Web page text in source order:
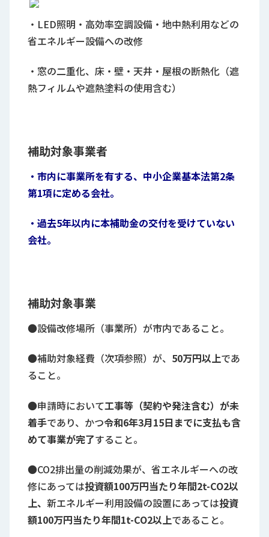
・LED照明・高効率空調設備・地中熱利用などの
省エネルギー設備への改修
・窓の二重化、床・壁・天井・屋根の断熱化（遮
熱フィルムや遮熱塗料の使用含む）
補助対象事業者
・市内に事業所を有する、中小企業基本法第2条
第1項に定める会社。
・過去5年以内に本補助金の交付を受けていない
会社。
補助対象事業
●設備改修場所（事業所）が市内であること。
●補助対象経費（次項参照）が、 50万円以上であ
ること。
●申請時において工事等（契約や発注含む） が未
着手であり、かつ令和6年3月15日までに支払も含
めて事業が完了すること。
●CO2排出量の削減効果が、省エネルギーへの改
修にあっては投資額100万円当たり年間2t-CO2以
上、 新エネルギー利用設備の設置にあっては投資
額100万円当たり年間1t-CO2以上であること。